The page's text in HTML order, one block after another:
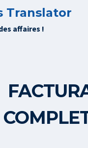
Translator
affaires !